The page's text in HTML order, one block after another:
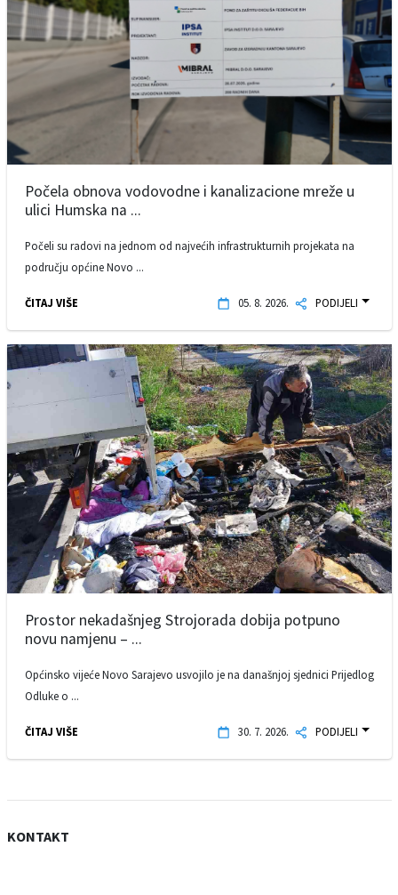
Počela obnova vodovodne i kanalizacione mreže u
ulici Humska na ...
Počeli su radovi na jednom od najvećih infrastrukturnih projekata na
području općine Novo ...
ČITAJ VIŠE 05. 8. 2026. PODIJELI
Prostor nekadašnjeg Strojorada dobija potpuno
novu namjenu – ...
Općinsko vijeće Novo Sarajevo usvojilo je na današnjoj sjednici Prijedlog
Odluke o ...
ČITAJ VIŠE 30. 7. 2026. PODIJELI
KONTAKT